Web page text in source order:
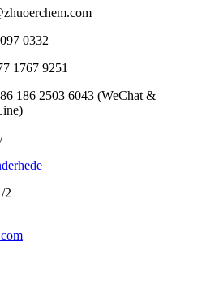
0332
1767 9251
186 2503 6043 (WeChat &
2